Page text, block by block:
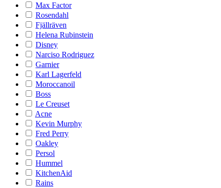
Max Factor
Rosendahl
Fjällräven
Helena Rubinstein
Disney
Narciso Rodriguez
Garnier
Karl Lagerfeld
Moroccanoil
Boss
Le Creuset
Acne
Kevin Murphy
Fred Perry
Oakley
Persol
Hummel
KitchenAid
Rains